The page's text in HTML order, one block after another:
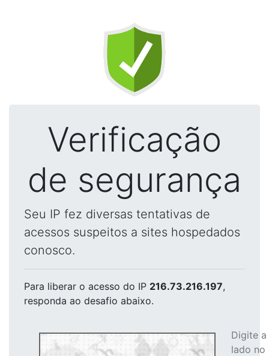
Verificação
de segurança
Seu IP fez diversas tentativas de
acessos suspeitos a sites hospedados
conosco.
Para liberar o acesso do IP 216.73.216.197,
responda ao desafio abaixo.
Digite
lado no